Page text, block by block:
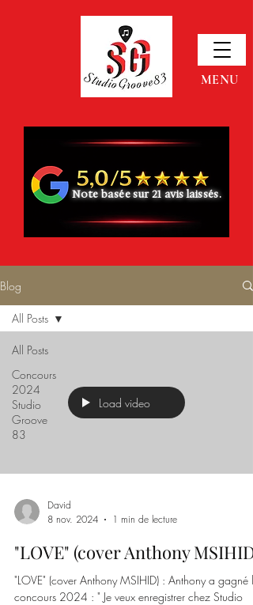
MENU
Note basée sur 21 avis laissés.
Blog
All Posts
Concours
2024
Studio
Groove
83
All Posts
Load video
David
8 nov. 2024
1 min de lecture
"LOVE" (cover Anthony MSIHID)
"LOVE" (cover Anthony MSIHID) : Anthony a gagné le
concours 2024 : " Je veux enregistrer chez Studio